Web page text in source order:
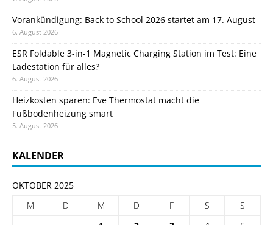
Vorankündigung: Back to School 2026 startet am 17. August
6. August 2026
ESR Foldable 3-in-1 Magnetic Charging Station im Test: Eine
Ladestation für alles?
6. August 2026
Heizkosten sparen: Eve Thermostat macht die
Fußbodenheizung smart
5. August 2026
KALENDER
OKTOBER 2025
M
D M D F S
S